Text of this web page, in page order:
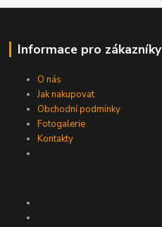
Informace pro zákazníky
O nás
Jak nakupovat
Obchodní podmínky
Fotogalerie
Kontakty